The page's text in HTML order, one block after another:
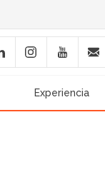
Experiencia